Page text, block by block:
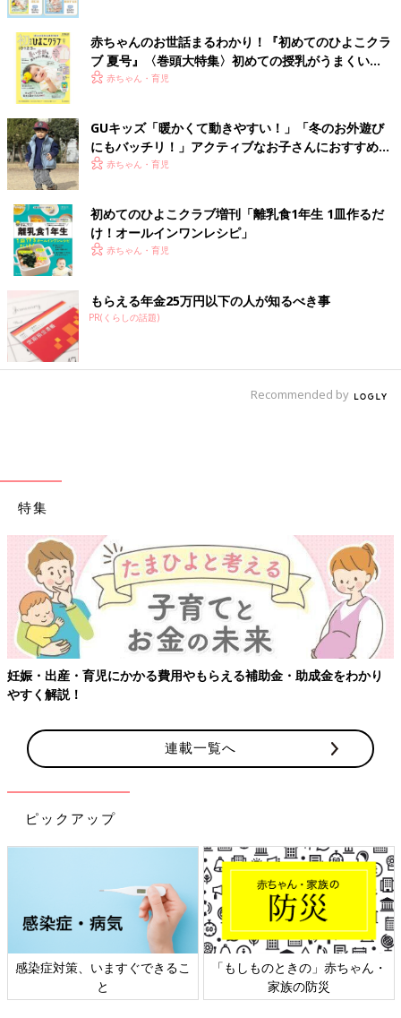
赤ちゃんのお世話まるわかり！『初めてのひよこクラ
ブ 夏号』〈巻頭大特集〉初めての授乳がうまくい
く！ おっぱい・ミルクの基本と夏のトラブル 解決テ
赤ちゃん・育児
GUキッズ「暖かくて動きやすい！」「冬のお外遊び
にもバッチリ！」アクティブなお子さんにおすすめ★
買うべき5選
赤ちゃん・育児
初めてのひよこクラブ増刊「離乳食1年生 1皿作るだ
け！オールインワン​レシピ」
赤ちゃん・育児
もらえる年金25万円以下の人が知るべき事
PR(くらしの話題)
Recommended by
特集
妊娠・出産・育児にかかる費用やもらえる補助金・助成金をわかり
やすく解説！
連載一覧へ
ピックアップ
感染症対策、いますぐできるこ
と
「もしものときの」赤ちゃん・
家族の防災